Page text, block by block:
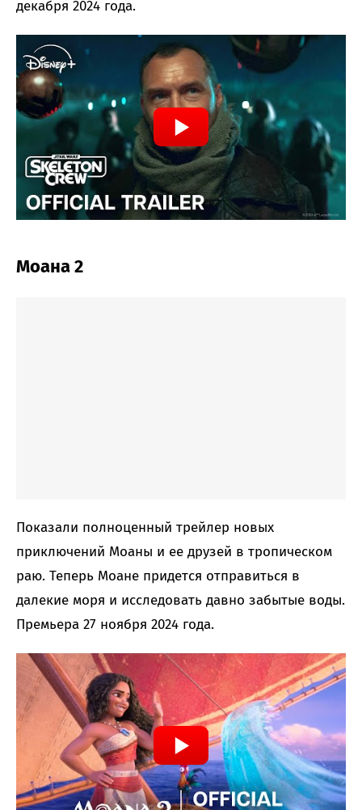
декабря 2024 года.
Моана 2
Показали полноценный трейлер новых
приключений Моаны и ее друзей в тропическом
раю. Теперь Моане придется отправиться в
далекие моря и исследовать давно забытые воды.
Премьера 27 ноября 2024 года.